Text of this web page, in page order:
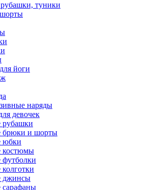
туники
йоги
наряды
девочек
рубашки
брюки и шорты
юбки
костюмы
футболки
колготки
джинсы
сарафаны